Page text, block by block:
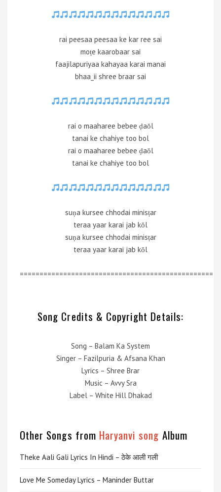
rai peesaa peesaa ke kar ree sai
moṭe kaarobaar sai
faajilapuriyaa kahayaa karai manai
bhaa_ii shree braar sai
rai o maaharee bebee ḍaŏl
tanai ke chahiye too bol
rai o maaharee bebee ḍaŏl
tanai ke chahiye too bol
suṇa kursee chhodai minisṭar
teraa yaar karai jab kŏl
suṇa kursee chhodai minisṭar
teraa yaar karai jab kŏl
=================================================
Song Credits & Copyright Details:
Song – Balam Ka System
Singer – Fazilpuria & Afsana Khan
Lyrics – Shree Brar
Music – Avvy Sra
Label – White Hill Dhakad
Other Songs from Haryanvi song Album
Theke Aali Gali Lyrics In Hindi – ठेके आली गली
Love Me Someday Lyrics – Maninder Buttar